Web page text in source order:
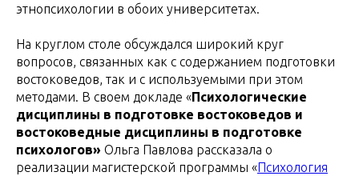
этнопсихологии в обоих университетах.
На круглом столе обсуждался широкий круг
вопросов, связанных как с содержанием подготовки
востоковедов, так и с используемыми при этом
методами. В своем докладе «Психологические
дисциплины в подготовке востоковедов и
востоковедные дисциплины в подготовке
психологов» Ольга Павлова рассказала о
реализации магистерской программы «Психология